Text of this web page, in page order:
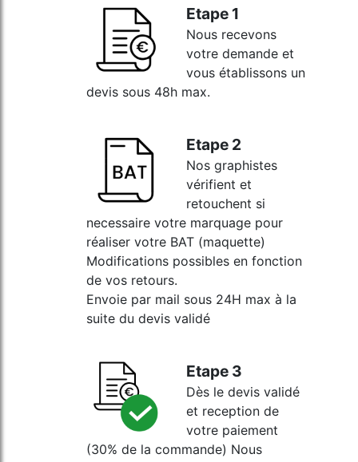
Etape 1
Nous recevons
votre demande et
vous établissons un
devis sous 48h max.
Etape 2
Nos graphistes
vérifient et
retouchent si
necessaire votre marquage pour
réaliser votre BAT (maquette)
Modifications possibles en fonction
de vos retours.
Envoie par mail sous 24H max à la
suite du devis validé
Etape 3
Dès le devis validé
et reception de
votre paiement
(30% de la commande) Nous